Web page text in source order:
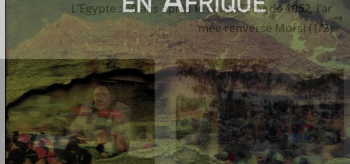
L’Egypte : 60 ans après le coup d’Etat de 1952, l’ar
mée renverse Morsi (1/2)